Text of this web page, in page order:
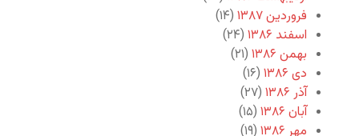
فروردین ۱۳۸۷
(۱۴)
اسفند ۱۳۸۶
(۲۴)
بهمن ۱۳۸۶
(۲۱)
دی ۱۳۸۶
(۱۶)
آذر ۱۳۸۶
(۲۷)
آبان ۱۳۸۶
(۱۵)
مهر ۱۳۸۶
(۱۹)